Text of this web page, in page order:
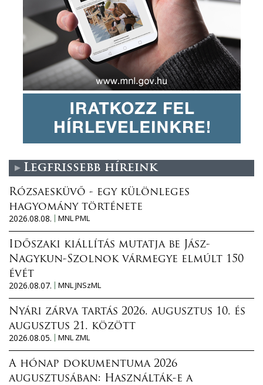
Legfrissebb híreink
Rózsaesküvő - egy különleges
hagyomány története
2026.08.08.
MNL PML
Időszaki kiállítás mutatja be Jász-
Nagykun-Szolnok vármegye elmúlt 150
évét
2026.08.07.
MNL JNSzML
Nyári zárva tartás 2026. augusztus 10. és
augusztus 21. között
2026.08.05.
MNL ZML
A hónap dokumentuma 2026
augusztusában: Használták-e a